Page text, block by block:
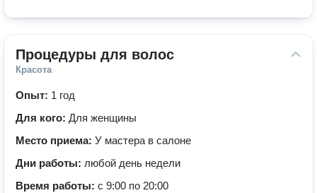
Процедуры для волос
Красота
Опыт: 1 год
Для кого: Для женщины
Место приема: У мастера в салоне
Дни работы: любой день недели
Время работы: с 9:00 по 20:00